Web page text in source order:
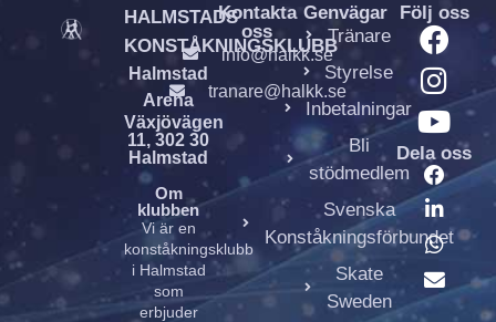
HALMSTADS
KONSTÅKNINGSKLUBB
Halmstad
Arena
Växjövägen
11, 302 30
Halmstad
Om
klubben
Vi är en
konståkningsklubb
i Halmstad
som
erbjuder
Kontakta
oss
info@halkk.se
tranare@halkk.se
Genvägar
Tränare
Styrelse
Inbetalningar
Bli
stödmedlem
Svenska
Konståkningsförbundet
Skate
Sweden
Följ oss
Dela oss